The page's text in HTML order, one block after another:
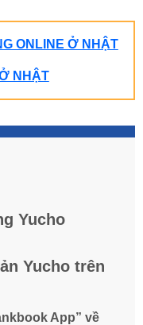
ONLINE Ở NHẬT
NHẬT
Yucho
Yucho trên
App” về